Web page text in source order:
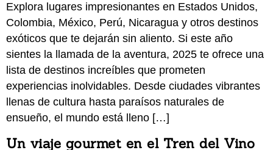
Explora lugares impresionantes en Estados Unidos,
Colombia, México, Perú, Nicaragua y otros destinos
exóticos que te dejarán sin aliento. Si este año
sientes la llamada de la aventura, 2025 te ofrece una
lista de destinos increíbles que prometen
experiencias inolvidables. Desde ciudades vibrantes
llenas de cultura hasta paraísos naturales de
ensueño, el mundo está lleno […]
Un viaje gourmet en el Tren del Vino